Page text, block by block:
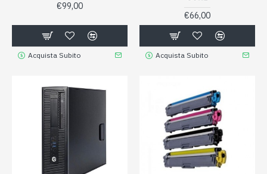
€99,00
Acquista Subito
€66,00
Acquista Subito